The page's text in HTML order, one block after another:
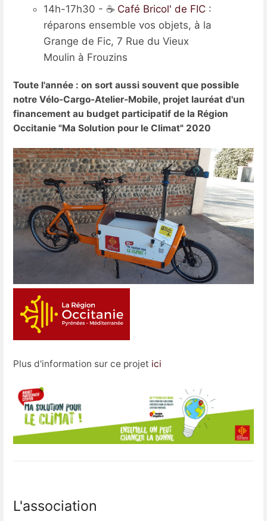
14h-17h30 - ☕ Café Bricol' de FIC :
réparons ensemble vos objets, à la
Grange de Fic, 7 Rue du Vieux
Moulin à Frouzins
Toute l'année : on sort aussi souvent que possible
notre Vélo-Cargo-Atelier-Mobile, projet lauréat d'un
financement au budget participatif de la Région
Occitanie "Ma Solution pour le Climat" 2020
Plus d'information sur ce projet ici
L'association